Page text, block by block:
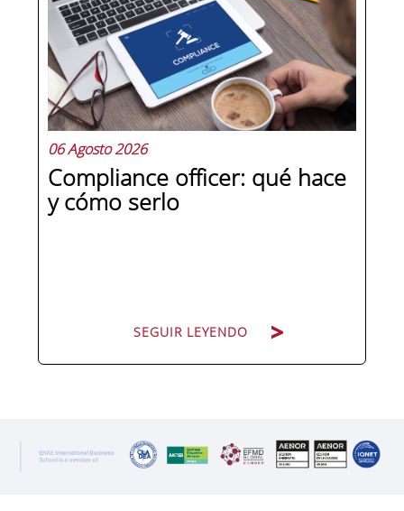
la antigüedad, sino en un conjunto de
competencias que se pueden
aprender, practicar y medir. Si te
preguntas qué separa a un directivo...
06 Agosto 2026
Compliance officer: qué hace
y cómo serlo
SEGUIR LEYENDO
en la estructura corporativa española
en la última década como el